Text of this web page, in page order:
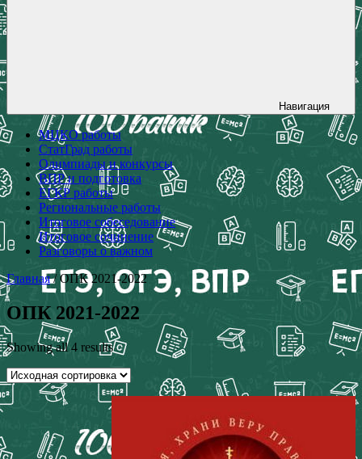
Навигация
МЦКО работы
СтатГрад работы
Олимпиады и конкурсы
ВПР и подготовка
ЕГКР работы
Региональные работы
Итоговое собеседование
Итоговое сочинение
Разговоры о важном
Главная/ ОПК 2021-2022
ОПК 2021-2022
Showing all 4 results